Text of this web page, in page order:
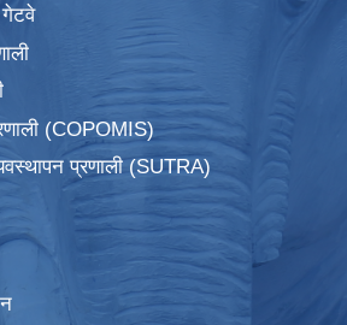
(COPOMIS)
प्रणाली (SUTRA)